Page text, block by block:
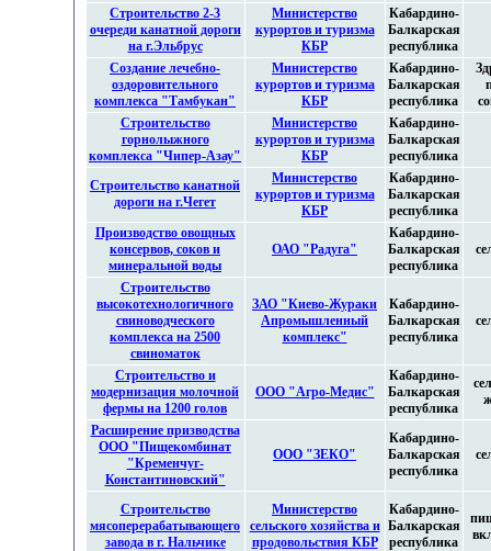
Строительство 2-3
очереди канатной дороги
на г.Эльбрус
Министерство
курортов и туризма
КБР
Кабардино-
Балкарская
республика
Создание лечебно-
оздоровительного
комплекса "Тамбукан"
Министерство
курортов и туризма
КБР
Кабардино-
Балкарская
республика
Строительство
горнолыжного
комплекса "Чипер-Азау"
Министерство
курортов и туризма
КБР
Кабардино-
Балкарская
республика
Строительство канатной
дороги на г.Чегет
Министерство
курортов и туризма
КБР
Кабардино-
Балкарская
республика
Производство овощных
консервов, соков и
минеральной воды
ОАО "Радуга"
Кабардино-
Балкарская
республика
Строительство
высокотехнологичного
свиноводческого
комплекса на 2500
свиноматок
ЗАО "Киево-Жураки
Апромышленный
комплекс"
Кабардино-
Балкарская
республика
Строительство и
модернизация молочной
фермы на 1200 голов
ООО "Агро-Медис"
Кабардино-
Балкарская
республика
Расширение призводства
ООО "Пищекомбинат
"Кременчуг-
Константиновский"
ООО "ЗЕКО"
Кабардино-
Балкарская
республика
Строительство
мясоперерабатывающего
завода в г. Нальчике
Министерство
сельского хозяйства и
продовольствия КБР
Кабардино-
Балкарская
республика